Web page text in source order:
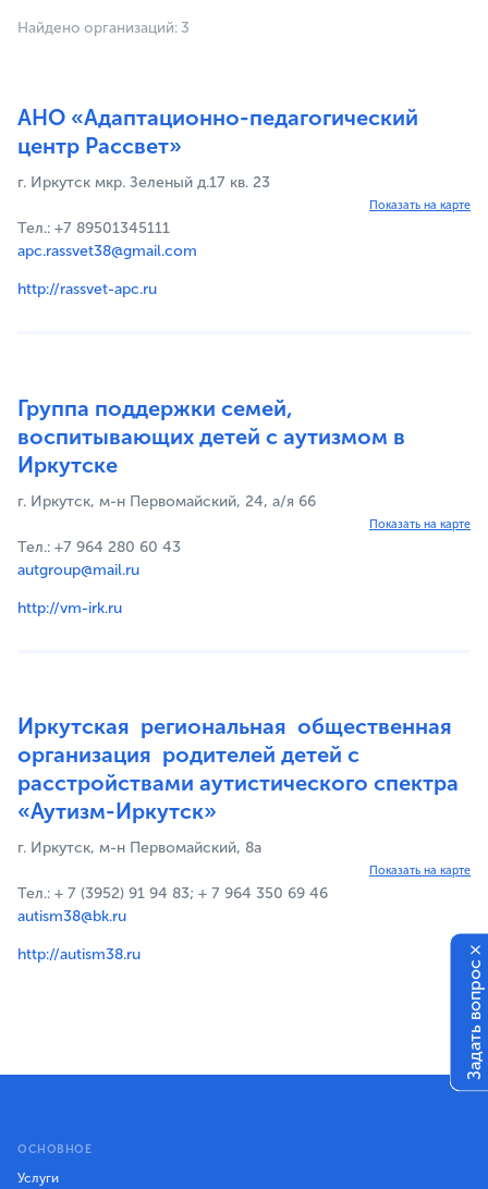
Найдено организаций: 3
АНО «Адаптационно-педагогический
центр Рассвет»
г. Иркутск мкр. Зеленый д.17 кв. 23
Показать на карте
Тел.: +7 89501345111
apc.rassvet38@gmail.com
http://rassvet-apc.ru
Группа поддержки семей,
воспитывающих детей с аутизмом в
Иркутске
г. Иркутск, м-н Первомайский, 24, а/я 66
Показать на карте
Тел.: +7 964 280 60 43
autgroup@mail.ru
http://vm-irk.ru
Иркутская региональная общественная
организация родителей детей с
расстройствами аутистического спектра
«Аутизм-Иркутск»
г. Иркутск, м-н Первомайский, 8а
Показать на карте
Тел.: + 7 (3952) 91 94 83; + 7 964 350 69 46
autism38@bk.ru
http://autism38.ru
ОСНОВНОЕ
Услуги
Задать вопрос
×